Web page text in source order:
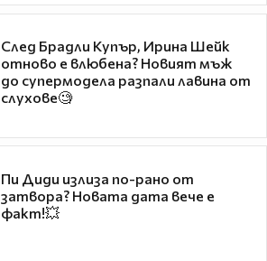
След Брадли Купър, Ирина Шейк
отново е влюбена? Новият мъж
до супермодела разпали лавина от
слухове🧐
Пи Диди излиза по-рано от
затвора? Новата дата вече е
факт!💥